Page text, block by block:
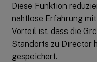
Diese Funktion
nahtlose Erfahrung
Vorteil ist, dass die
Standorts zu Director
gespeichert.